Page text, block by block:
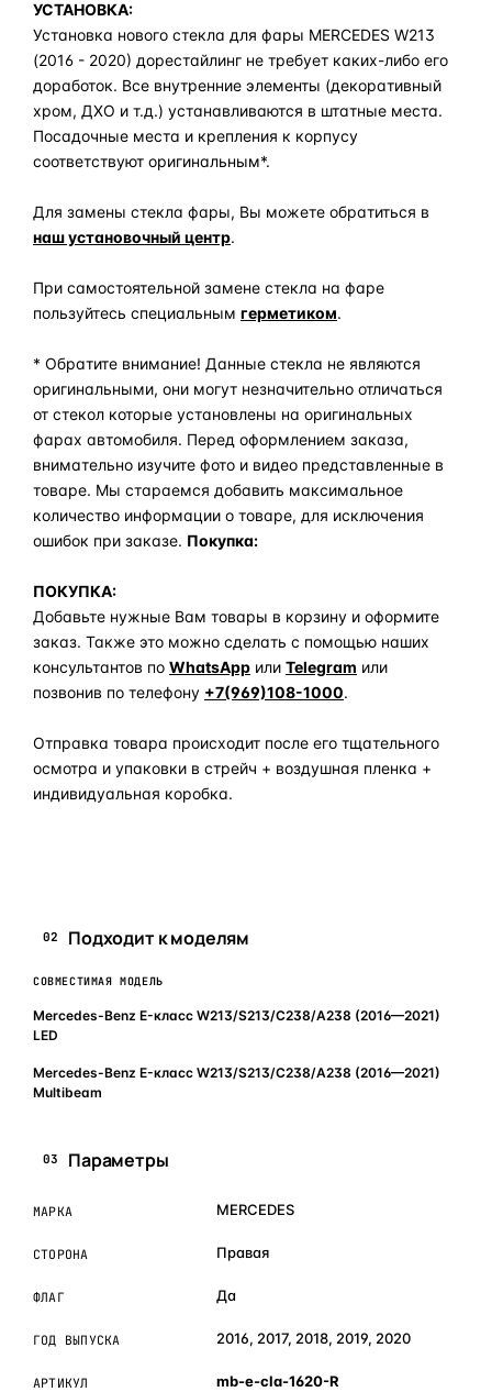
УСТАНОВКА:
Установка нового стекла для фары MERCEDES W213
(2016 - 2020) дорестайлинг не требует каких-либо его
доработок. Все внутренние элементы (декоративный
хром, ДХО и т.д.) устанавливаются в штатные места.
Посадочные места и крепления к корпусу
соответствуют оригинальным*.
Для замены стекла фары, Вы можете обратиться в
наш установочный центр.
При самостоятельной замене стекла на фаре
пользуйтесь специальным герметиком.
* Обратите внимание! Данные стекла не являются
оригинальными, они могут незначительно отличаться
от стекол которые установлены на оригинальных
фарах автомобиля. Перед оформлением заказа,
внимательно изучите фото и видео представленные в
товаре. Мы стараемся добавить максимальное
количество информации о товаре, для исключения
ошибок при заказе. Покупка:
ПОКУПКА:
Добавьте нужные Вам товары в корзину и оформите
заказ. Также это можно сделать с помощью наших
консультантов по WhatsApp или Telegram или
позвонив по телефону +7(969)108-1000.
Отправка товара происходит после его тщательного
осмотра и упаковки в стрейч + воздушная пленка +
индивидуальная коробка.
02 Подходит к моделям
СОВМЕСТИМАЯ МОДЕЛЬ
Mercedes-Benz E-класс W213/S213/C238/A238 (2016—2021)
LED
Mercedes-Benz E-класс W213/S213/C238/A238 (2016—2021)
Multibeam
03 Параметры
МАРКА MERCEDES
СТОРОНА Правая
ФЛАГ Да
ГОД ВЫПУСКА 2016, 2017, 2018, 2019, 2020
АРТИКУЛ mb-e-cla-1620-R